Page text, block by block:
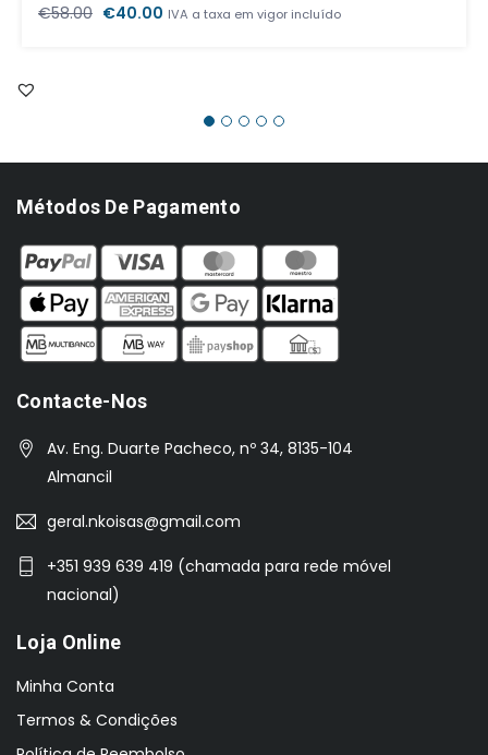
€58.00 O
€40.00 O
IVA a taxa em vigor incluído
Métodos De Pagamento
Contacte-Nos
Av. Eng. Duarte Pacheco, nº 34, 8135-104
Almancil
geral.nkoisas@gmail.com
+351 939 639 419 (chamada para rede móvel
nacional)
Loja Online
Minha Conta
Termos & Condições